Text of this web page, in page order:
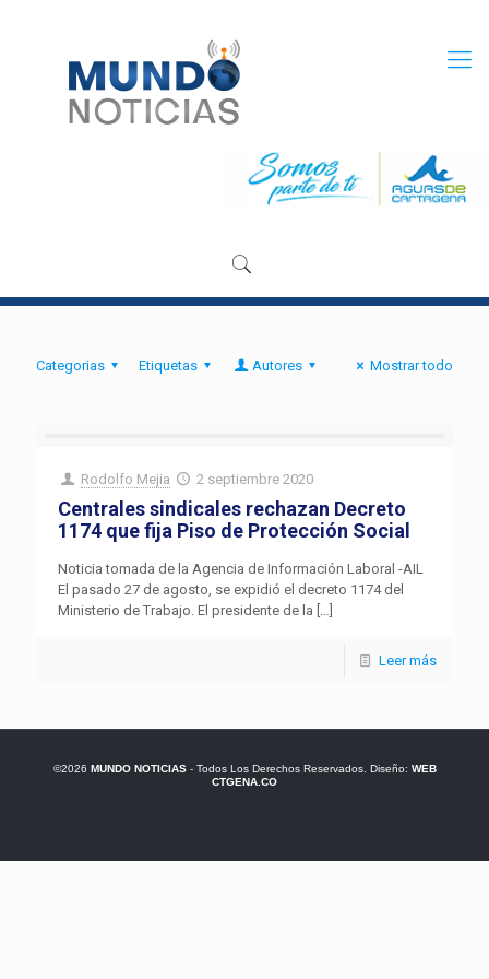
Categorias Etiquetas Autores Mostrar todo
Rodolfo Mejia 2 septiembre 2020
Centrales sindicales rechazan Decreto
1174 que fija Piso de Protección Social
Noticia tomada de la Agencia de Información Laboral -AIL
El pasado 27 de agosto, se expidió el decreto 1174 del
Ministerio de Trabajo. El presidente de la […]
Leer más
©2026 MUNDO NOTICIAS- Todos Los Derechos Reservados. Diseño: WEB
CTGENA.CO